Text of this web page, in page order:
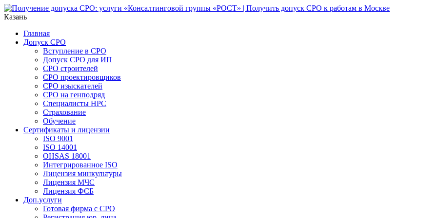
Казань
Главная
Допуск СРО
Вступление в СРО
Допуск СРО для ИП
СРО строителей
СРО проектировщиков
СРО изыскателей
СРО на генподряд
Специалисты НРС
Страхование
Обучение
Сертификаты и лицензии
ISO 9001
ISO 14001
OHSAS 18001
Интегрированное ISO
Лицензия минкультуры
Лицензия МЧС
Лицензия ФСБ
Доп.услуги
Готовая фирма с СРО